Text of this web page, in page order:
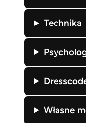
Technika
Własne